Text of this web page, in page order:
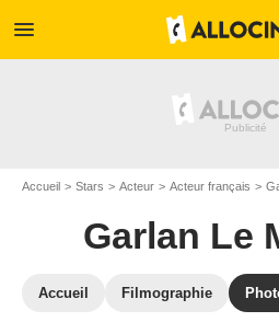
menu
Accueil Stars Acteur Acteur français
Garlan Le
Accueil Filmographie